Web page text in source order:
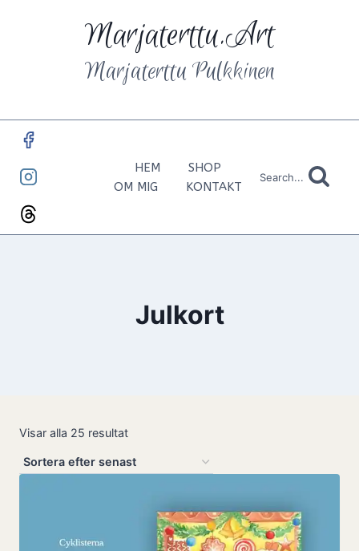
Marjaterttu.Art
Marjaterttu Pulkkinen
HEM
SHOP
OM MIG
KONTAKT
Search...
Julkort
Visar alla 25 resultatSortera
efter